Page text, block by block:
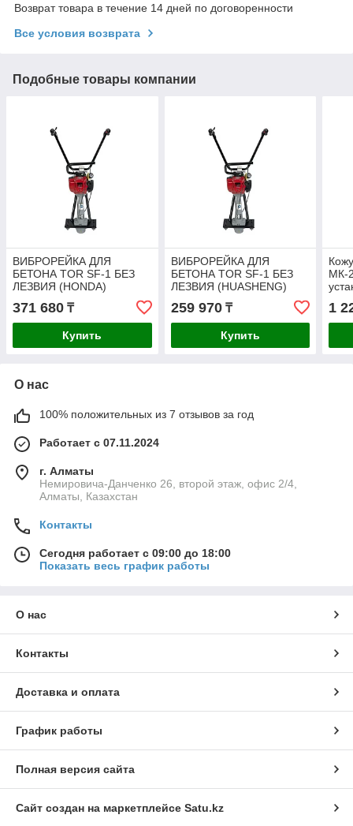
Возврат товара в течение 14 дней по договоренности
Все условия возврата
Подобные товары компании
ВИБРОРЕЙКА ДЛЯ
БЕТОНА TOR SF-1 БЕЗ
ЛЕЗВИЯ (HONDA)
371 680 ₸
Купить
ВИБРОРЕЙКА ДЛЯ
БЕТОНА TOR SF-1 БЕЗ
ЛЕЗВИЯ (HUASHENG)
259 970₸
Купить
МК-
1
О нас
100% положительных из 7 отзывов за год
Работает с 07.11.2024
г. Алматы
Немировича-Данченко 26, второй этаж, офис 2/4,
Алматы, Казахстан
Контакты
Сегодня работает с 09:00 до 18:00
Показать весь график работы
О нас
Контакты
Доставка и оплата
График работы
Полная версия сайта
Сайт создан на маркетплейсе Satu.kz